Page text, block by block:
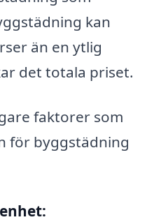
kan
än en ytlig
det totala priset.
faktorer som
för byggstädning